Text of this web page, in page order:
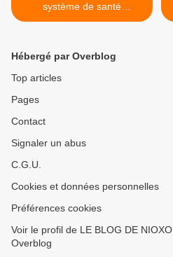
système de santé
sénégalais : un défi crucial
Hébergé par Overblog
Top articles
Pages
Contact
Signaler un abus
C.G.U.
Cookies et données personnelles
Préférences cookies
Voir le profil de LE BLOG DE
Overblog